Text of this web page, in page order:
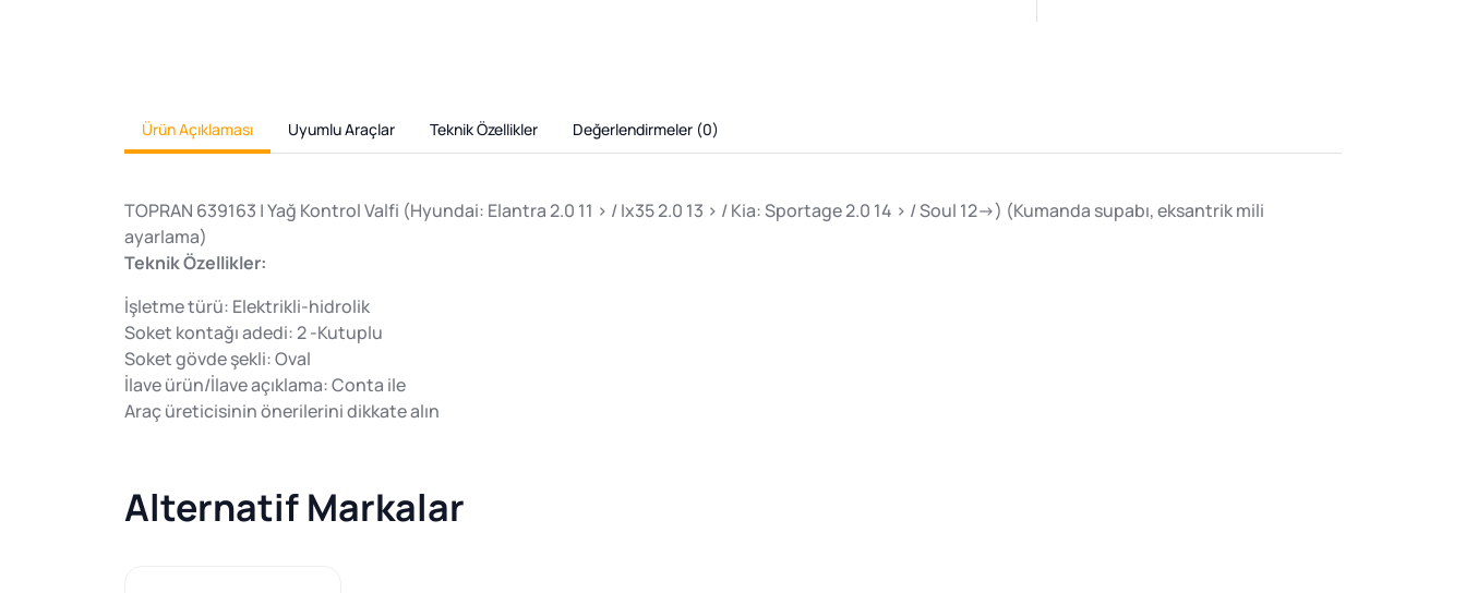
Ürün Açıklaması Uyumlu Araçlar Teknik Özellikler Değerlendirmeler (0)
TOPRAN 639163 | Yağ Kontrol Valfi (Hyundai: Elantra 2.0 11 > / Ix35 2.0 13 > / Kia: Sportage 2.0 14 > / Soul 12->) (Kumanda supabı, eksantrik mili
ayarlama)
Teknik Özellikler:
İşletme türü: Elektrikli-hidrolik
Soket kontağı adedi: 2 -Kutuplu
Soket gövde şekli: Oval
İlave ürün/İlave açıklama: Conta ile
Araç üreticisinin önerilerini dikkate alın
Alternatif Markalar